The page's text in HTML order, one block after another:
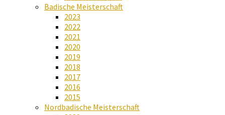
Badische Meisterschaft
2023
2022
2021
2020
2019
2018
2017
2016
2015
Nordbadische Meisterschaft